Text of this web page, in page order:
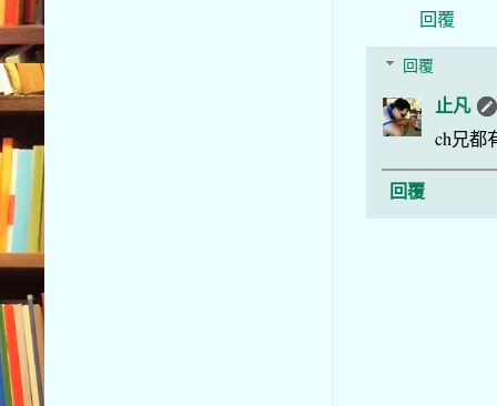
回覆
回覆
止凡
ch兄都
回覆